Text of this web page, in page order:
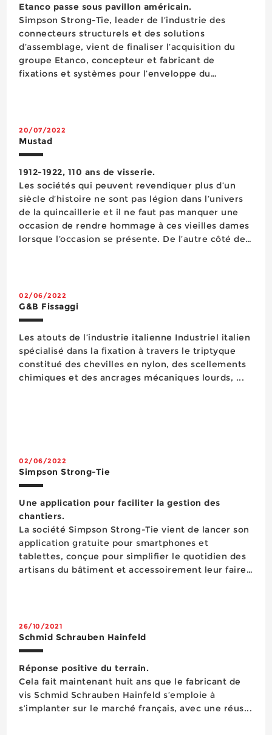
Etanco passe sous pavillon américain.
Simpson Strong-Tie, leader de l’industrie des
connecteurs structurels et des solutions
d’assemblage, vient de finaliser l’acquisition du
groupe Etanco, concepteur et fabricant de
fixations et systèmes pour l’enveloppe du
notr...
20/07/2022
Mustad
1912-1922, 110 ans de visserie.
Les sociétés qui peuvent revendiquer plus d’un
siècle d’histoire ne sont pas légion dans l’univers
de la quincaillerie et il ne faut pas manquer une
occasion de rendre hommage à ces vieilles dames
lorsque l’occasion se présente. De l’autre côté des
02/06/2022
G&B Fissaggi
Les atouts de l’industrie italienne Industriel italien
spécialisé dans la fixation à travers le triptyque
constitué des chevilles en nylon, des scellements
chimiques et des ancrages mécaniques lourds, ...
02/06/2022
Simpson Strong-Tie
Une application pour faciliter la gestion des
chantiers.
La société Simpson Strong-Tie vient de lancer son
application gratuite pour smartphones et
tablettes, conçue pour simplifier le quotidien des
artisans du bâtiment et accessoirement leur faire
connecteurs m&ea...
26/10/2021
Schmid Schrauben Hainfeld
Réponse positive du terrain.
Cela fait maintenant huit ans que le fabricant de
vis Schmid Schrauben Hainfeld s’emploie à
s’implanter sur le marché français, avec une réus...